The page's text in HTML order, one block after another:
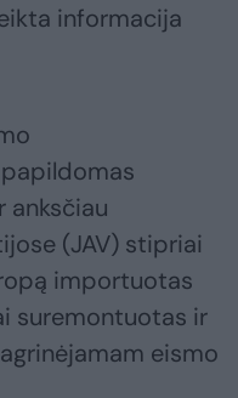
informacija
anksčiau
(JAV) stipriai
importuotas
suremontuotas ir
eismo